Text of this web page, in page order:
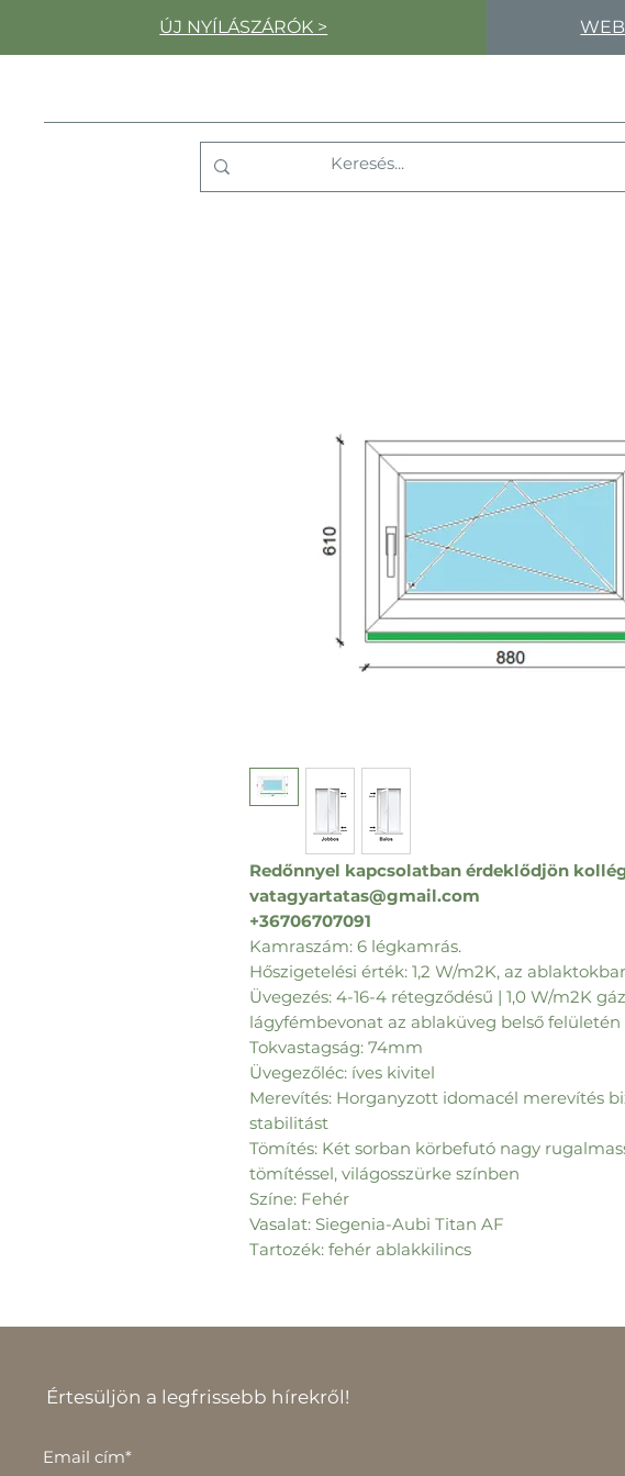
ÚJ NYÍLÁSZÁRÓK >
Redőnnyel kapcsolatban érdeklődjön
vatagyartatas@gmail.com
+36706707091
Kamraszám: 6 légkamrás.
Hőszigetelési érték: 1,2 W/m2K, az
Üvegezés: 4-16-4 rétegződésű | 1,0 W/m2K
lágyfémbevonat az ablaküveg belső felületén
Tokvastagság: 74mm
Üvegezőléc: íves kivitel
Merevítés: Horganyzott idomacél merevítés
stabilitást
Tömítés: Két sorban körbefutó nagy
tömítéssel, világosszürke színben
Színe: Fehér
Vasalat: Siegenia-Aubi Titan AF
Tartozék: fehér ablakkilincs
Értesüljön a legfrissebb hírekről!
Email cím*